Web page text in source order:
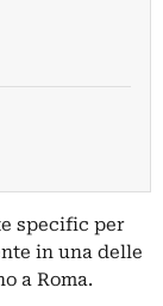
specific per
in una delle
a Roma.